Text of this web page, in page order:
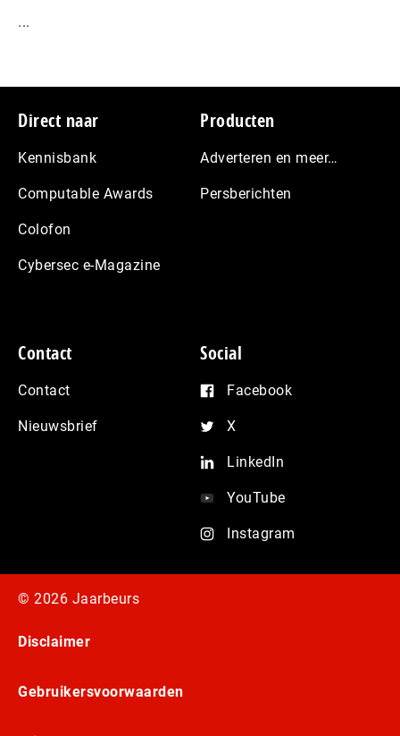
...
Footer
Direct naar
Kennisbank
Computable Awards
Colofon
Cybersec e-Magazine
Producten
Adverteren en meer…
Persberichten
Contact
Contact
Nieuwsbrief
Social
Facebook
X
LinkedIn
YouTube
Instagram
© 2026 Jaarbeurs
Disclaimer
Gebruikersvoorwaarden